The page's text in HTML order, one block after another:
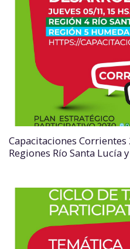
Capacitaciones
Regiones Río Santa Lucía